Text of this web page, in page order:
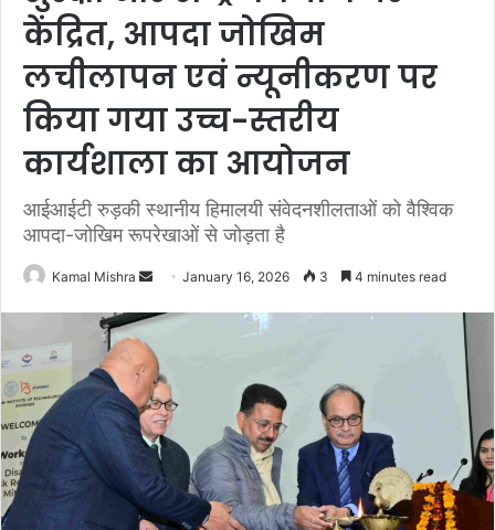
केंद्रित, आपदा जोखिम
लचीलापन एवं न्यूनीकरण पर
किया गया उच्च-स्तरीय
कार्यशाला का आयोजन
आईआईटी रुड़की स्थानीय हिमालयी संवेदनशीलताओं को वैश्विक
आपदा-जोखिम रूपरेखाओं से जोड़ता है
Kamal Mishra
SendJanuary 16, 2026 3 4 minutes read